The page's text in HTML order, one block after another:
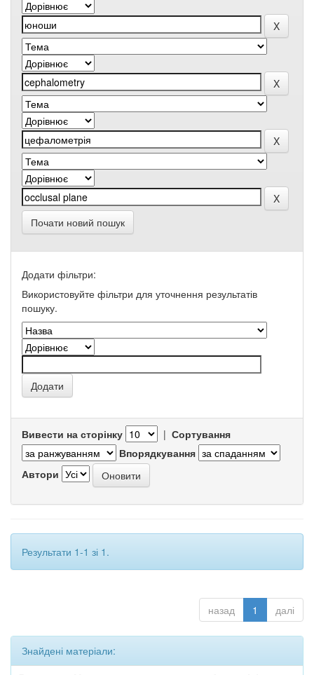
Почати новий пошук
Додати фільтри:
Використовуйте фільтри для уточнення результатів
пошуку.
Вивести на сторінку | Сортування
Впорядкування
Автори
Результати 1-1 зі 1.
назад 1 далі
Знайдені матеріали: